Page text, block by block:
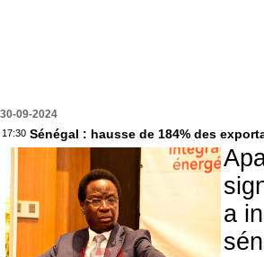
30-09-2024
17:30 Sénégal : hausse de 184% des
a